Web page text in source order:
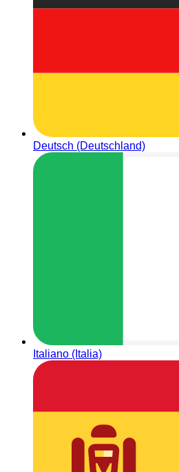
Deutsch (Deutschland)
Italiano (Italia)